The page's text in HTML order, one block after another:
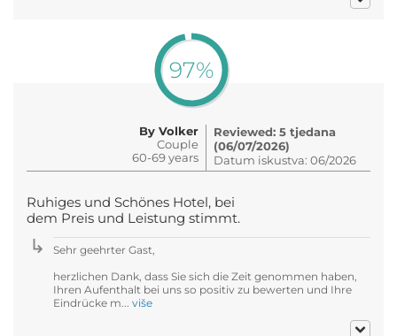
97%
By Volker
Couple
60-69 years
Reviewed: 5 tjedana
(06/07/2026)
Datum iskustva: 06/2026
Ruhiges und Schönes Hotel, bei
dem Preis und Leistung stimmt.
Sehr geehrter Gast,
herzlichen Dank, dass Sie sich die Zeit genommen haben,
Ihren Aufenthalt bei uns so positiv zu bewerten und Ihre
Eindrücke m... više